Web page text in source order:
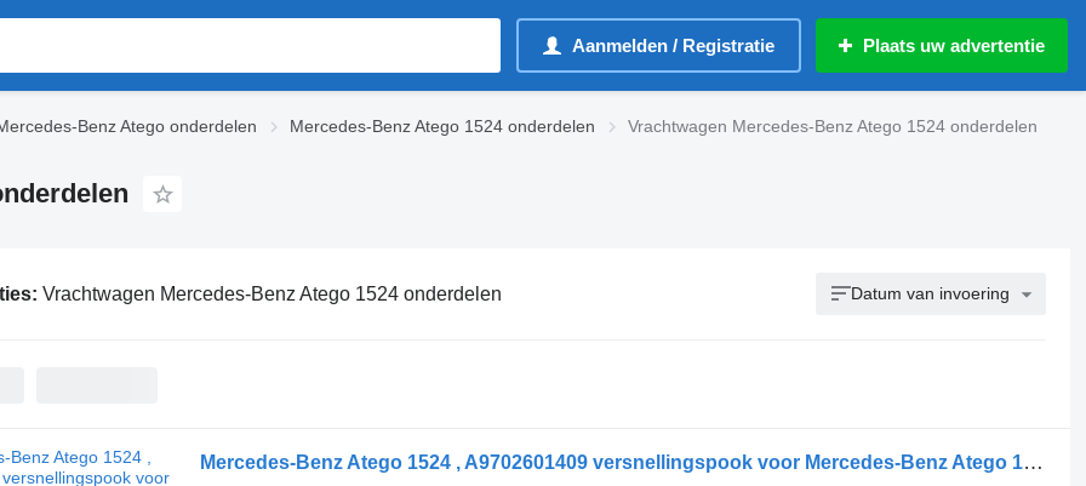
Aanmelden / Registratie Plaats uw advertentie
Benz Atego onderdelen Mercedes-Benz Atego 1524 onderdelen Vrachtwagen Mercedes-Benz Atego 1524 onderdelen
Vrachtwagen Mercedes-Benz Atego 1524 onderdelen Datum van invoering
Mercedes-Benz Atego 1524 , A9702601409 versnellingspook voor Mercedes-Benz Atego 1524 , A9702601409 vrachtwagen